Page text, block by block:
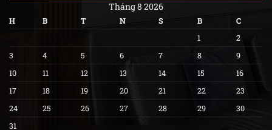
Tháng 8 2026
H B T N S B
C
1
2
3
4 5 6 7 8
9
10
11 12 13 14 15
16
17
18 19 20 21 22
23
24
25 26 27 28 29
30
31